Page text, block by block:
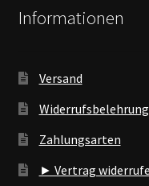
Informationen
Versand
Widerrufsbelehrung
Zahlungsarten
► Vertrag